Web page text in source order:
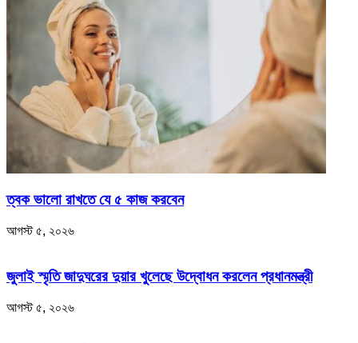
ত্বক ভালো রাখতে যে ৫ কাজ করবেন
আগস্ট ৫, ২০২৬
জুলাই স্মৃতি জাদুঘরের দুয়ার খুলেছে উদ্বোধন করলেন প্রধানমন্ত্রী
আগস্ট ৫, ২০২৬